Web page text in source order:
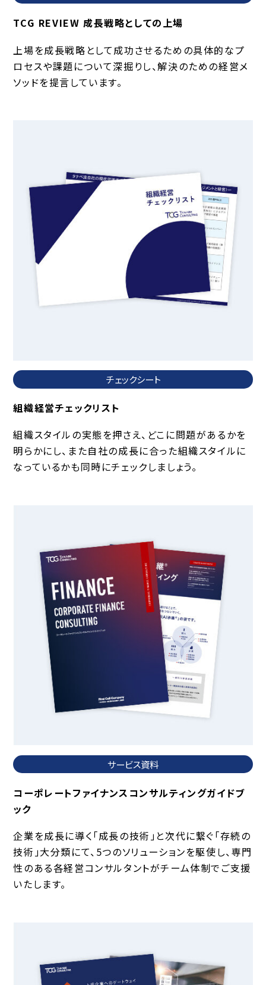
TCG REVIEW 成長戦略としての上場
上場を成長戦略として成功させるための具体的なプ
ロセスや課題について深掘りし、解決のための経営メ
ソッドを提言しています。
チェックシート
組織経営チェックリスト
組織スタイルの実態を押さえ、どこに問題があるかを
明らかにし、また自社の成長に合った組織スタイルに
なっているかも同時にチェックしましょう。
サービス資料
コーポレートファイナンスコンサルティングガイドブ
ック
企業を成長に導く「成長の技術」と次代に繋ぐ「存続の
技術」大分類にて、5つのソリューションを駆使し、専門
性のある各経営コンサルタントがチーム体制でご支援
いたします。